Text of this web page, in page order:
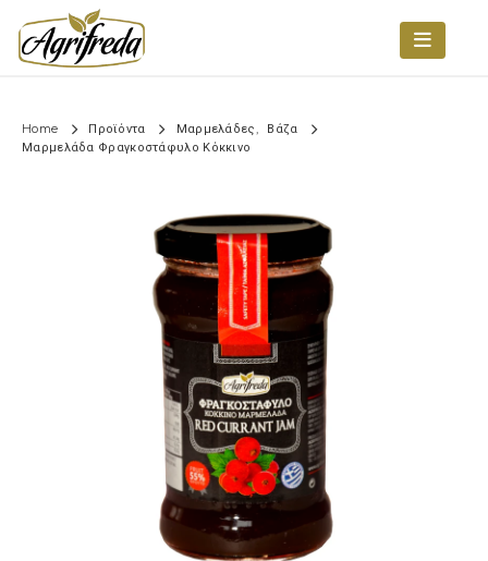
Home Προϊόντα Μαρμελάδες
Βάζα
Μαρμελάδα Φραγκοστάφυλο Κόκκινο